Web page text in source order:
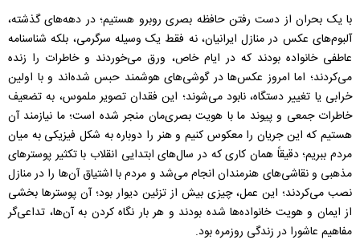
با یک بحران از دست رفتن حافظه بصری روبرو هستیم؛ در دهه‌های گذشته،
آلبوم‌های عکس در منازل ایرانیان، نه فقط یک وسیله سرگرمی، بلکه شناسنامه
عاطفی خانواده بودند که در ایام خاص، ورق می‌خوردند و خاطرات را زنده
می‌کردند؛ اما امروز عکس‌ها در گوشی‌های هوشمند حبس شده‌اند و با اولین
خرابی یا تغییر دستگاه، نابود می‌شوند؛ این فقدان تصویر ملموس، به تضعیف
خاطرات جمعی و پیوند ما با هویت بصری‌مان منجر شده است؛ ما نیازمند آن
هستیم که این جریان را معکوس کنیم و هنر را دوباره به شکل فیزیکی به میان
مردم ببریم؛ دقیقاً همان کاری که در سال‌های ابتدایی انقلاب با تکثیر پوسترهای
مذهبی و نقاشی‌های هنرمندان انجام می‌شد و مردم با اشتیاق آن‌ها را در منازل
نصب می‌کردند؛ این عمل، چیزی بیش از تزئین دیوار بود؛ آن پوسترها بخشی
از ایمان و هویت خانواده‌ها شده بودند و هر بار نگاه کردن به آن‌ها، تداعی‌گر
مفاهیم عاشورا در زندگی روزمره بود.